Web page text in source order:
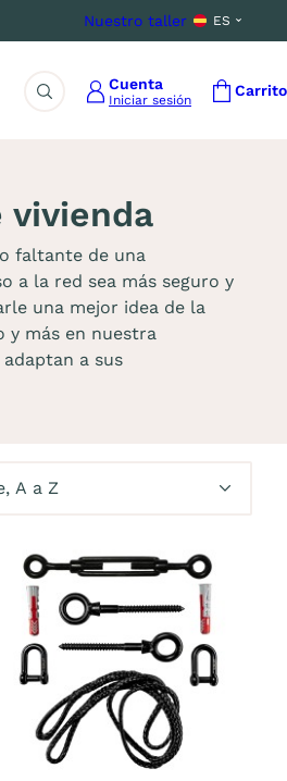
Nuestro taller ES
Buscar
Cuenta
Iniciar sesión
Carrito
vivienda
faltante de una
a la red sea más seguro y
una mejor idea de la
y más en nuestra
a sus